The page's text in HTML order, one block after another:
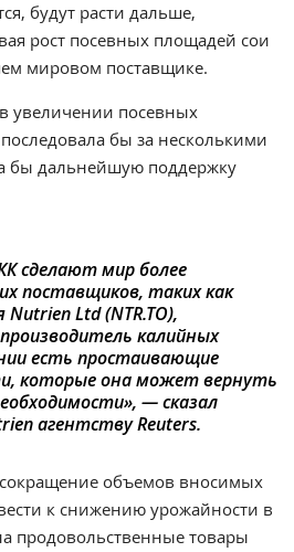
будут расти дальше,
рост посевных площадей сои
мировом поставщике.
увеличении посевных
бы за несколькими
бы дальнейшую поддержку
сделают мир более
поставщиков, таких как
Ltd (NTR.TO),
калийных
есть простаивающие
которые она может вернуть
», —сказал
агентству Reuters.
объемов вносимых
к снижению урожайности в
продовольственные товары